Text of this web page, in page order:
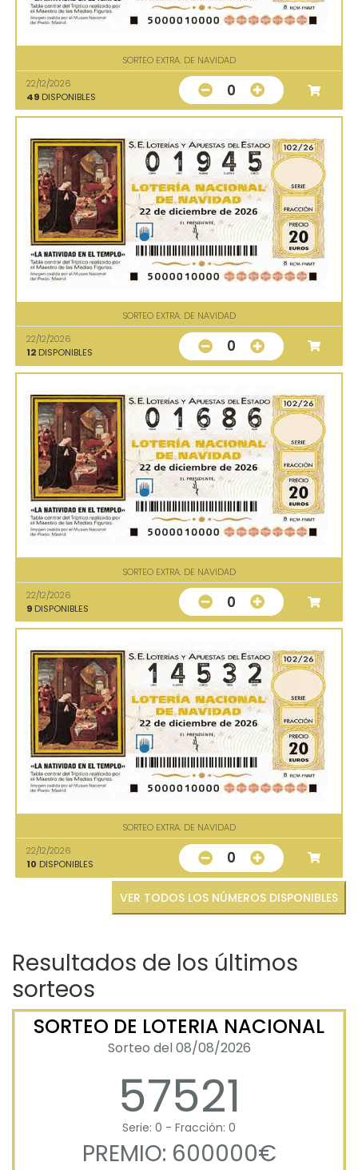
SORTEO EXTRA. DE NAVIDAD
22/12/2026
49 DISPONIBLES 0
SORTEO EXTRA. DE NAVIDAD
22/12/2026
12 DISPONIBLES 0
SORTEO EXTRA. DE NAVIDAD
22/12/2026
9 DISPONIBLES 0
SORTEO EXTRA. DE NAVIDAD
22/12/2026
10 DISPONIBLES 0
VER TODOS LOS NÚMEROS DISPONIBLES
Resultados de los últimos
sorteos
SORTEO DE LOTERIA NACIONAL
Sorteo del 08/08/2026
57521
Serie: 0 - Fracción: 0
PREMIO: 600000€